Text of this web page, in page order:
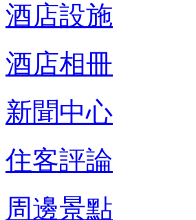
酒店設施
酒店相冊
新聞中心
住客評論
周邊景點